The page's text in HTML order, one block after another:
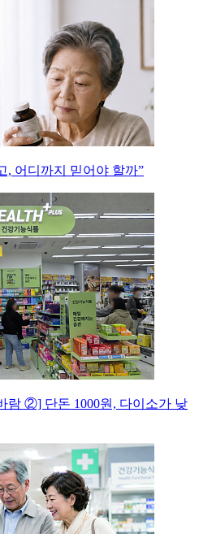
, 어디까지 믿어야 할까”
람 ②] 단돈 1000원, 다이소가 낮